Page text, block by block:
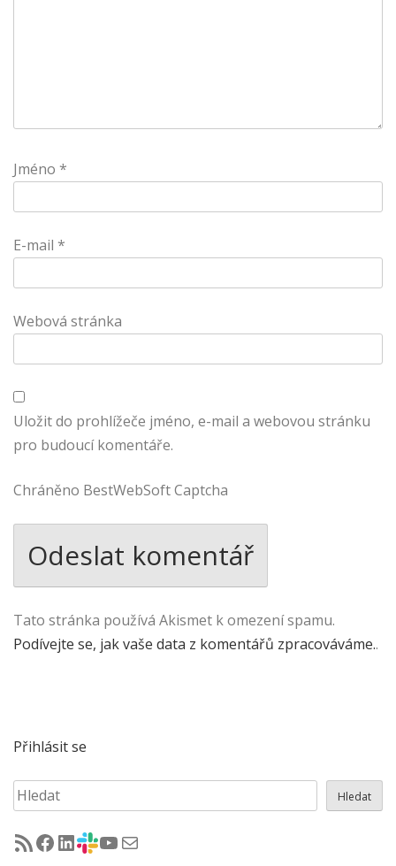
Jméno *
E-mail *
Webová stránka
Uložit do prohlížeče jméno, e-mail a webovou stránku
pro budoucí komentáře.
Chráněno BestWebSoft Captcha
Tato stránka používá Akismet k omezení spamu.
Podívejte se, jak vaše data z komentářů zpracováváme..
Přihlásit se
Hledat Hledat
RSS - články na jug.cz
Facebook skupina Czech Java User Group
LinkedIn skupina Czech Java User Group
CZJUG Slack fórum
CZJUG YouTube kanálCZJUG email